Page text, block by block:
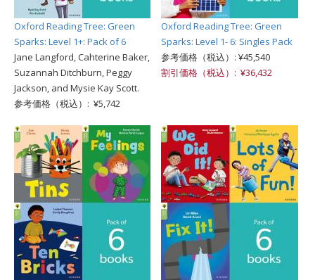
Oxford Reading Tree: Green
Sparks: Level 1+: Pack of 6
Jane Langford, Cahterine Baker,
Suzannah Ditchburn, Peggy
Jackson, and Mysie Kay Scott.
参考価格（税込）: ¥5,742
Oxford Reading Tree: Green
Sparks: Level 1- 6: Singles Pack
参考価格（税込）: ¥45,540
割引価格（税込）: ¥36,432